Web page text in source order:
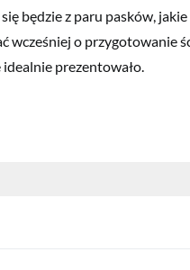
będzie z paru pasków,
wcześniej o przygotowanie
prezentowało.